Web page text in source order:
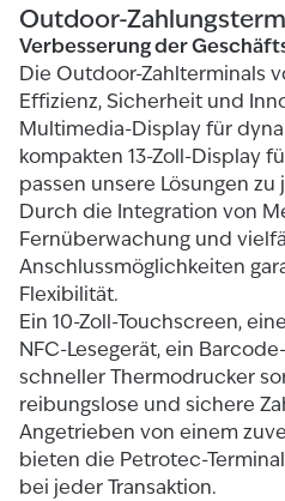
Outdoor-
Verbesserung der
Die Outdoor-Zahlterminals
Effizienz, Sicherheit und
Multimedia-Display für
kompakten 13-Zoll-Display
passen unsere Lösungen
Durch die Integration von
Fernüberwachung und
Anschlussmöglichkeiten
Flexibilität.
Ein 10-Zoll-Touchscreen,
NFC-Lesegerät, ein
schneller Thermodrucker
reibungslose und sichere
Angetrieben von einem
bieten die Petrotec-
bei jeder Transaktion.